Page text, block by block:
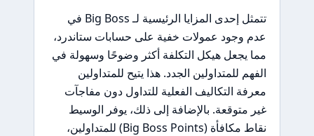
تتمثل إحدى المزايا الرئيسية لـ Big Boss في
عدم وجود عمولات خفية على حسابات ستاندرد،
مما يجعل هيكل التكلفة أكثر وضوحًا وسهولة في
الفهم للمتداولين الجدد. هذا يتيح للمتداولين
معرفة التكاليف الفعلية للتداول دون مفاجآت
غير متوقعة. بالإضافة إلى ذلك، يوفر الوسيط
نقاط مكافأة (Big Boss Points) للمتداولين،